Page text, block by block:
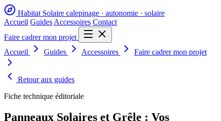
Habitat Solaire calepinage · autonomie · solaire
Accueil Guides Accessoires Contact
Faire cadrer mon projet
Accueil
Guides Accessoires Faire cadrer mon projet
Retour aux guides
Fiche technique éditoriale
Panneaux Solaires et Grêle : Vos